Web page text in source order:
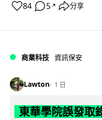
84 5 ↗ 分享
商業科技 資訊保安
Lawton 1 日
東華學院誤發取